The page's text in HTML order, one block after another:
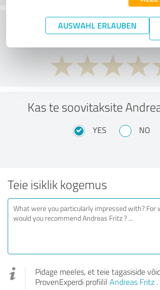
AUSWAHL ERLAUBEN
Mida arvate hinna ja
Kas te soovitaksite
YES NO
Teie isiklik kogemus
Pidage meeles, et teie tagasiside
ProvenExperdi profiilil Andreas Fritz .